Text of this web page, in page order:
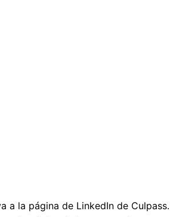
a la página de LinkedIn de Culpass.